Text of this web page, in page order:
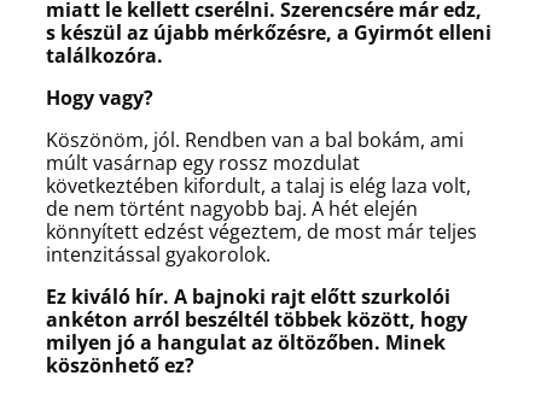
miatt le kellett cserélni. Szerencsére már edz,
s készül az újabb mérkőzésre, a Gyirmót elleni
találkozóra.
Hogy vagy?
Köszönöm, jól. Rendben van a bal bokám, ami
múlt vasárnap egy rossz mozdulat
következtében kifordult, a talaj is elég laza volt,
de nem történt nagyobb baj. A hét elején
könnyített edzést végeztem, de most már teljes
intenzitással gyakorolok.
Ez kiváló hír. A bajnoki rajt előtt szurkolói
ankéton arról beszéltél többek között, hogy
milyen jó a hangulat az öltözőben. Minek
köszönhető ez?